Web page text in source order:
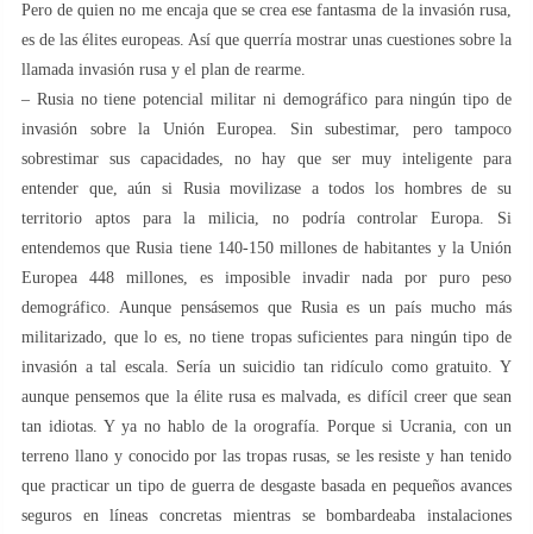
Pero de quien no me encaja que se crea ese fantasma de la invasión rusa,
es de las élites europeas. Así que querría mostrar unas cuestiones sobre la
llamada invasión rusa y el plan de rearme.
– Rusia no tiene potencial militar ni demográfico para ningún tipo de
invasión sobre la Unión Europea. Sin subestimar, pero tampoco
sobrestimar sus capacidades, no hay que ser muy inteligente para
entender que, aún si Rusia movilizase a todos los hombres de su
territorio aptos para la milicia, no podría controlar Europa. Si
entendemos que Rusia tiene 140-150 millones de habitantes y la Unión
Europea 448 millones, es imposible invadir nada por puro peso
demográfico. Aunque pensásemos que Rusia es un país mucho más
militarizado, que lo es, no tiene tropas suficientes para ningún tipo de
invasión a tal escala. Sería un suicidio tan ridículo como gratuito. Y
aunque pensemos que la élite rusa es malvada, es difícil creer que sean
tan idiotas. Y ya no hablo de la orografía. Porque si Ucrania, con un
terreno llano y conocido por las tropas rusas, se les resiste y han tenido
que practicar un tipo de guerra de desgaste basada en pequeños avances
seguros en líneas concretas mientras se bombardeaba instalaciones